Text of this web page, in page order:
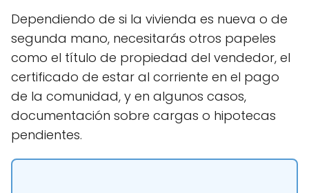
Dependiendo de si la vivienda es nueva o de
segunda mano, necesitarás otros papeles
como el título de propiedad del vendedor, el
certificado de estar al corriente en el pago
de la comunidad, y en algunos casos,
documentación sobre cargas o hipotecas
pendientes.